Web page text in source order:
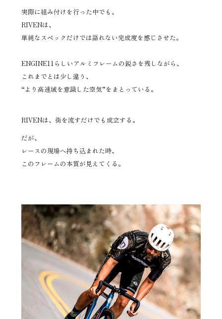
実際に組み付けを行った中でも、
RIVENは、
単純なスペックだけでは語れない完成度を感じさせた。
ENGINE11らしいアルミフレームの鋭さを残しながら、
これまでとは少し違う、
“より高速域を意識した空気”をまとっている。
RIVENは、街を流すだけでも成立する。
だが、
レースの現場へ持ち込まれた時、
このフレームの本質が見えてくる。